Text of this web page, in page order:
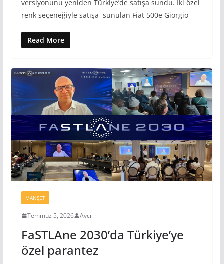
versiyonunu yeniden Türkiye’de satışa sundu. İki özel
renk seçeneğiyle satışa sunulan Fiat 500e Giorgio
Read More
MANŞET
Temmuz 5, 2026 Avcı
FaSTLAne 2030’da Türkiye’ye
özel parantez